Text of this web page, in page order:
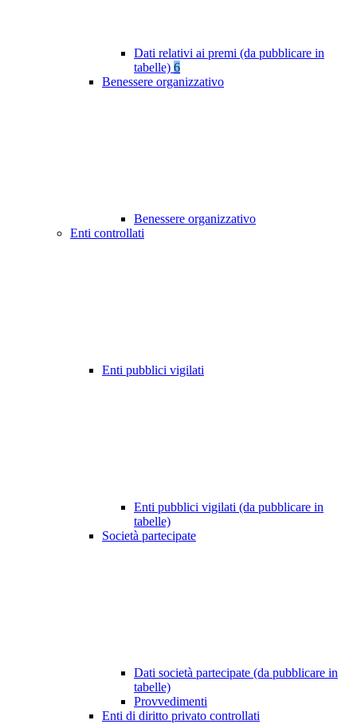
Dati relativi ai premi (da pubblicare in
tabelle) 6
Benessere organizzativo
Benessere organizzativo
Enti controllati
Enti pubblici vigilati
Enti pubblici vigilati (da pubblicare in
tabelle)
Società partecipate
Dati società partecipate (da pubblicare in
tabelle)
Provvedimenti
Enti di diritto privato controllati